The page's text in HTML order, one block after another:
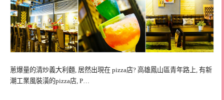
蔥爆量的清炒義大利麵, 居然出現在 pizza店? 高雄鳳山區青年路上, 有新
潮工業風裝潢的pizza店, P…